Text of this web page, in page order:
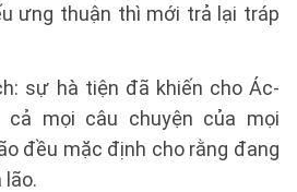
ưng thuận thì mới trả lại tráp
sự hà tiện đã khiến cho Ác-
cả mọi câu chuyện của mọi
đều mặc định cho rằng đang
lão.